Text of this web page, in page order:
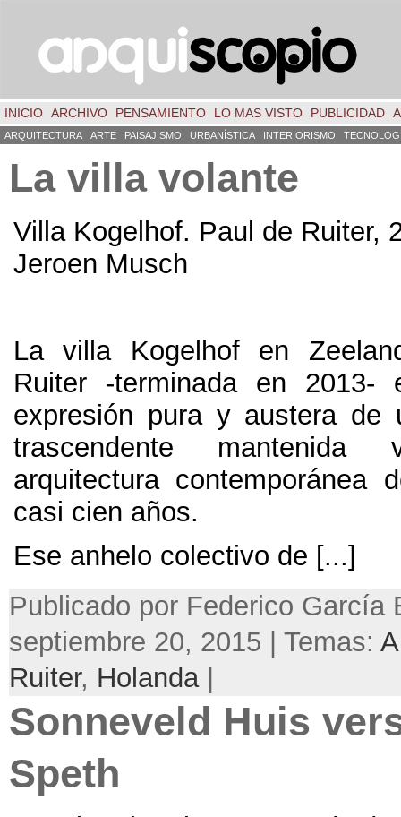
INICIO ARCHIVO PENSAMIENTO LO MAS VISTO PUBLICIDAD
ARQUITECTURA ARTE PAISAJISMO URBANÍSTICA INTERIORISMO
La villa volante
Villa Kogelhof. Paul de Ruiter,
Jeroen Musch
La villa Kogelhof en
Ruiter -terminada en 2013-
expresión pura y austera de
trascendente
arquitectura contemporánea
casi cien años.
Ese anhelo colectivo de [...]
Publicado por Federico García
septiembre 20, 2015 | Temas:
Ruiter, Holanda|
Sonneveld Huis
Speth